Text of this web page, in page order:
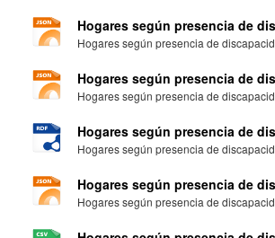
Hogares según presencia de
Hogares según presencia de
Hogares según presencia de
Hogares según presencia de
Hogares según presencia de
Hogares según presencia de
Hogares según presencia de
Hogares según presencia de